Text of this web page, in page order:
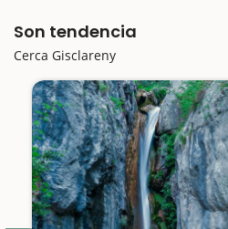
Son tendencia
Cerca Gisclareny